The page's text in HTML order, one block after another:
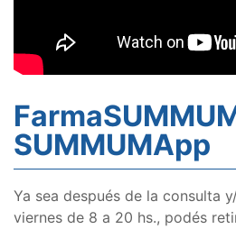
SUMMUMApp
Ya sea después de la consulta
viernes de 8 a 20 hs., podés